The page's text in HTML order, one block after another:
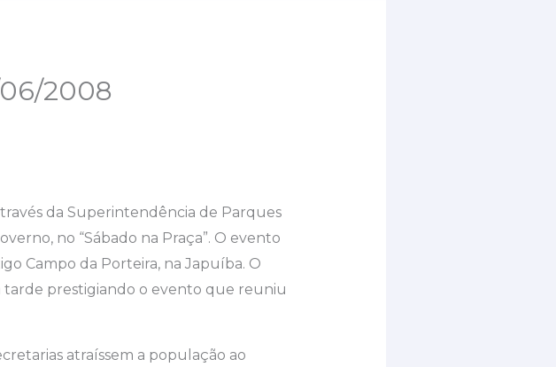
2008
da Superintendência de Parques
no “Sábado na Praça”. O evento
Campo da Porteira, na Japuíba. O
prestigiando o evento que reuniu
atraíssem a população ao